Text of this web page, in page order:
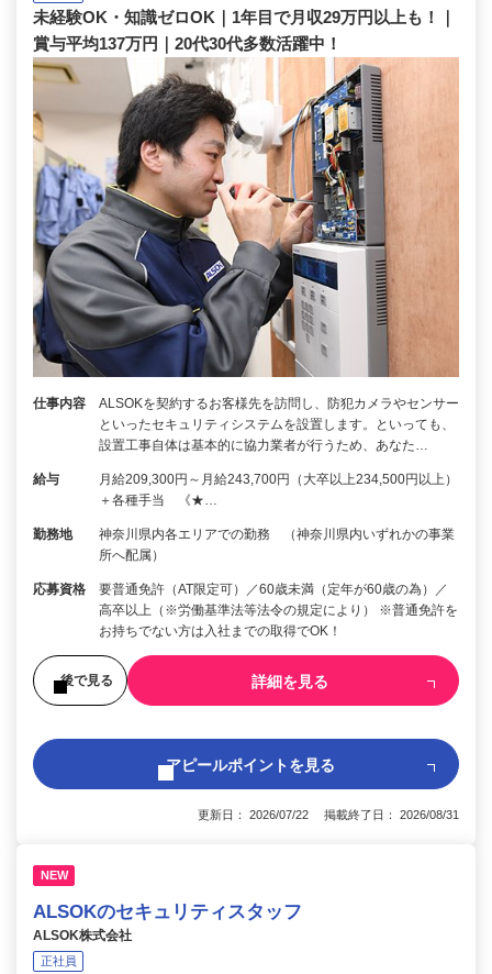
未経験OK・知識ゼロOK｜1年目で月収29万円以上も！｜
賞与平均137万円｜20代30代多数活躍中！
仕事内容
ALSOKを契約するお客様先を訪問し、防犯カメラやセンサー
といったセキュリティシステムを設置します。といっても、
設置工事自体は基本的に協力業者が行うため、あなた…
給与
月給209,300円～月給243,700円（大卒以上234,500円以上）
＋各種手当 《★…
勤務地
神奈川県内各エリアでの勤務 （神奈川県内いずれかの事業
所へ配属）
応募資格
要普通免許（AT限定可）／60歳未満（定年が60歳の為）／
高卒以上（※労働基準法等法令の規定により） ※普通免許を
お持ちでない方は入社までの取得でOK！
後で見る 詳細を見る
アピールポイントを見る
更新日： 2026/07/22 掲載終了日： 2026/08/31
NEW
ALSOKのセキュリティスタッフ
ALSOK株式会社
正社員